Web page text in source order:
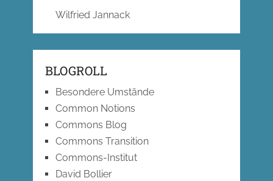
Wilfried Jannack
BLOGROLL
Besondere Umstände
Common Notions
Commons Blog
Commons Transition
Commons-Institut
David Bollier